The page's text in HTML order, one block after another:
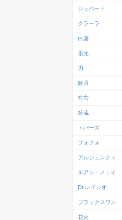
ジェパード
クラーラ
白露
景元
刃
飲月
符玄
鏡流
トパーズ
フォフォ
アルジェンティ
ルアン・メェイ
Dr.レイシオ
ブラックスワン
花火